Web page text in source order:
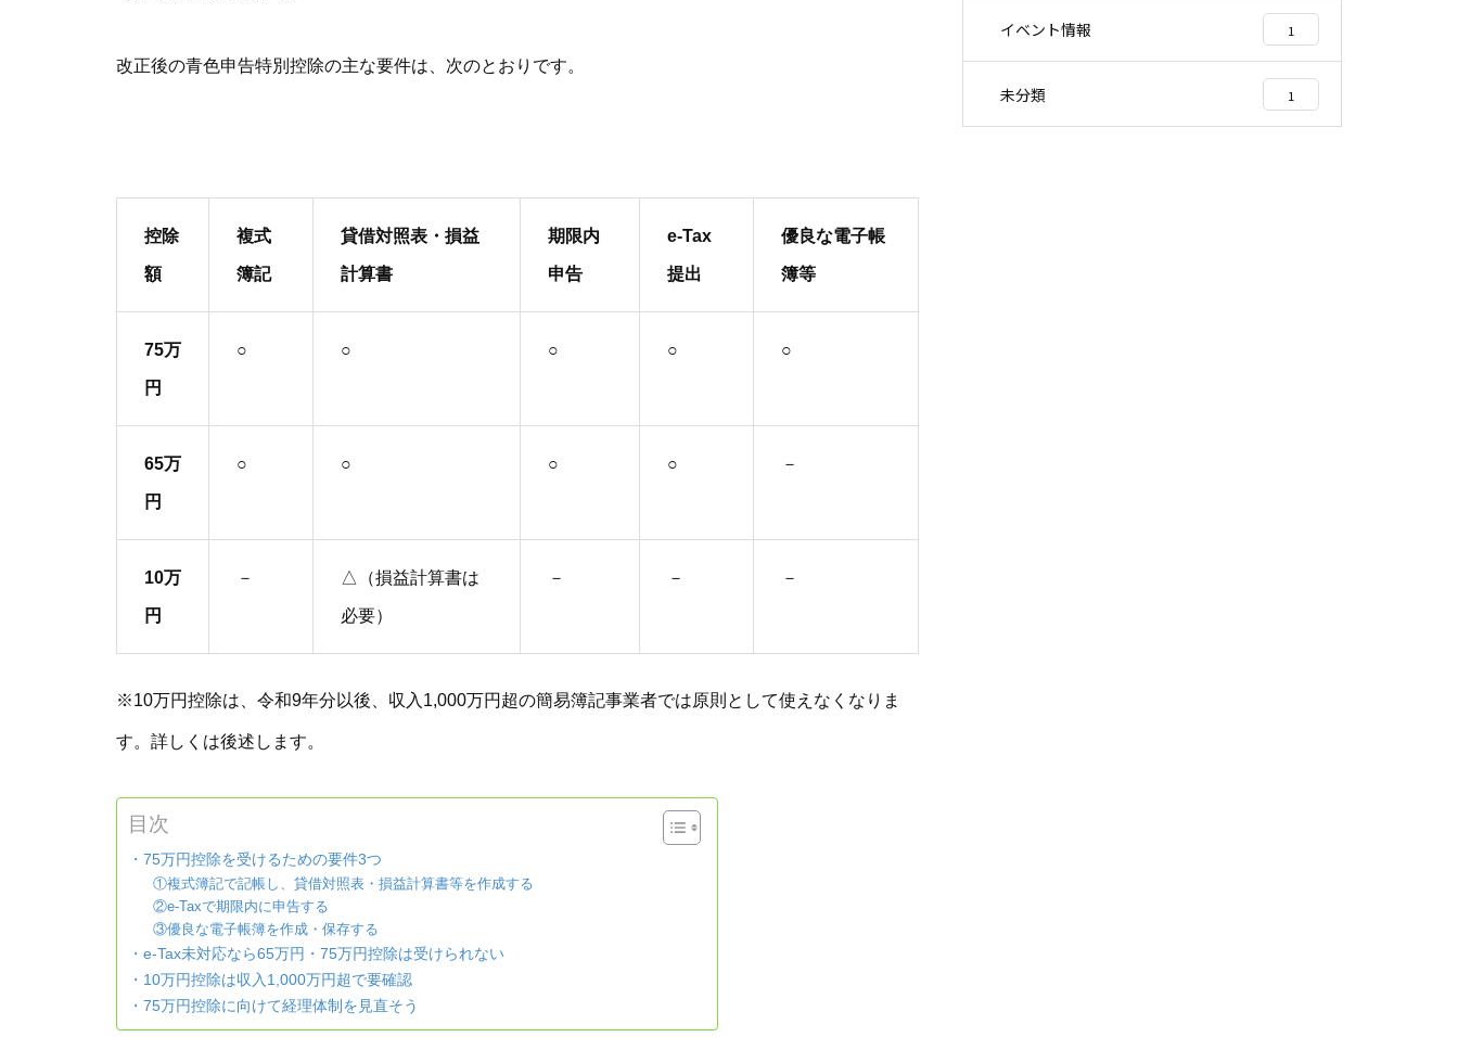
改正後の青色申告特別控除の主な要件は、次のとおりです。
控除
額
複式
簿記
貸借対照表・損益
計算書
期限内
申告
e-Tax
提出
優良な電子帳
簿等
75万
円
○ ○ ○ ○ ○
65万
円
○ ○ ○ ○ －
10万
円
－ △（損益計算書は
必要）
－ － －
※10万円控除は、令和9年分以後、収入1,000万円超の簡易簿記事業者では原則として使えなくなりま
す。詳しくは後述します。
目次
・75万円控除を受けるための要件3つ
①複式簿記で記帳し、貸借対照表・損益計算書等を作成する
②e-Taxで期限内に申告する
③優良な電子帳簿を作成・保存する
・e-Tax未対応なら65万円・75万円控除は受けられない
・10万円控除は収入1,000万円超で要確認
・75万円控除に向けて経理体制を見直そう
イベント情報 1
未分類 1